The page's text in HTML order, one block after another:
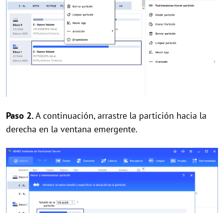
Paso 2.A continuación, arrastre la partición hacia la
derecha en la ventana emergente.